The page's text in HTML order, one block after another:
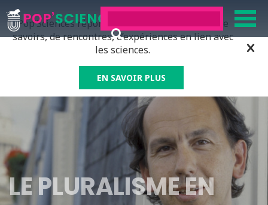
Pop’Sciences répond à tous ceux qui ont soif de
savoirs, de rencontres, d’expériences en lien avec
les sciences.
EN SAVOIR PLUS
LE PLURALISME EN